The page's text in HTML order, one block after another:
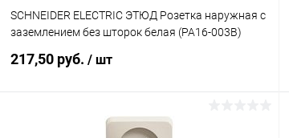
SCHNEIDER ELECTRIC ЭТЮД Розетка наружная с
заземлением без шторок белая (PA16-003B)
217,50 руб. / шт
В корзину